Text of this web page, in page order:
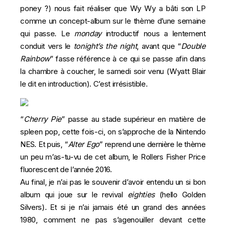
poney?) nous fait réaliser que Wy Wy a bâti son LP
comme un concept-album sur le thème d’une semaine
qui passe. Le mondayintroductif nous a lentement
conduit vers le tonight’s the night, avant que “Double
Rainbow” fasse référence à ce qui se passe afin dans
la chambre à coucher, le samedi soir venu (Wyatt Blair
le dit en introduction). C’est irrésistible.
“Cherry Pie” passe au stade supérieur en matière de
spleen pop, cette fois-ci, on s’approche de la Nintendo
NES. Et puis, “Alter Ego” reprend une dernière le thème
un peu m’as-tu-vu de cet album, le Rollers Fisher Price
fluorescent de l’année 2016.
Au final, je n’ai pas le souvenir d’avoir entendu un si bon
album qui joue sur le revival eighties(hello Golden
Silvers). Et si je n’ai jamais été un grand des années
1980, comment ne pas s’agenouiller devant cette